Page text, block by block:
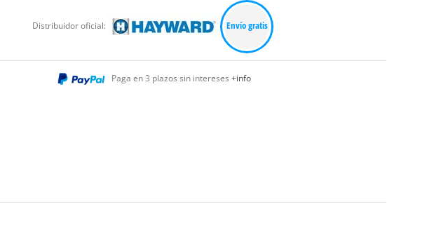
Distribuidor oficial: Envío gratis
Paga en 3 plazos sin intereses +info